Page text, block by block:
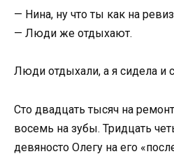
— Нина, ну что ты как на
— Люди же отдыхают.
Люди отдыхали, а я сидела и
Сто двадцать тысяч на
восемь на зубы. Тридцать
девяносто Олегу на его